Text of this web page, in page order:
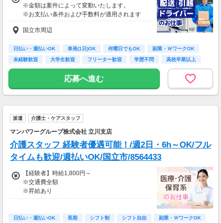
＜月収例＞
月収29万円可能
（日給1万4,500円×月20日勤務）
※金額は案件によって変動いたします。
※お支払い条件および手数料が適用されます
国立市周辺
日払い・週払いOK 単発(1日)OK 何曜日でもOK
副業・ＷワークOK
未経験歓迎
大学生歓迎 フリーター歓迎 学歴不問 高校卒業以上
応募へ進む
派遣 介護士・ケアスタッフ
マンパワーグループ株式会社 立川支店
介護スタッフ 経験者優遇可能！/週2日・6h～OK/フル
タイムも歓迎/週払いOK/国立市/8564433
【経験者】時給1,800円～
※交通費全額
※昇給あり
◎日勤／経験者の場合
日払い・週払いOK 長期 シフト制 シフト自由 副業・ＷワークOK